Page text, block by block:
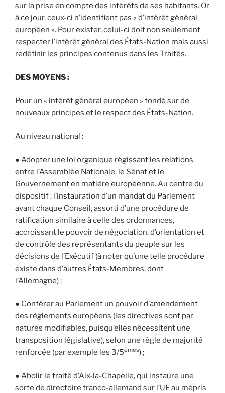
sur la prise en compte des intérêts de ses habitants. Or
à ce jour, ceux-ci n’identifient pas « d’intérêt général
européen ». Pour exister, celui-ci doit non seulement
respecter l’intérêt général des États-Nation mais aussi
redéfinir les principes contenus dans les Traités.
DES MOYENS :
Pour un « intérêt général européen » fondé sur de
nouveaux principes et le respect des États-Nation.
Au niveau national :
● Adopter une loi organique régissant les relations
entre l’Assemblée Nationale, le Sénat et le
Gouvernement en matière européenne. Au centre du
dispositif : l’instauration d’un mandat du Parlement
avant chaque Conseil, assorti d’une procédure de
ratification similaire à celle des ordonnances,
accroissant le pouvoir de négociation, d’orientation et
de contrôle des représentants du peuple sur les
décisions de l’Exécutif (à noter qu’une telle procédure
existe dans d’autres États-Membres, dont
l’Allemagne) ;
● Conférer au Parlement un pouvoir d’amendement
des règlements européens (les directives sont par
natures modifiables, puisqu’elles nécessitent une
transposition législative), selon une règle de majorité
renforcée (par exemple les 3/5èmes) ;
● Abolir le traité d’Aix-la-Chapelle, qui instaure une
sorte de directoire franco-allemand sur l’UE au mépris